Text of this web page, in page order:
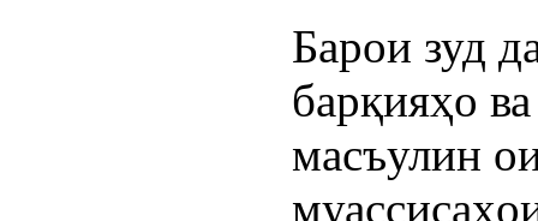
Барои зуд
барқияҳо
масъулин